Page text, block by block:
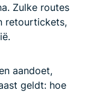
Zulke routes
retourtickets,
aandoet,
geldt: hoe